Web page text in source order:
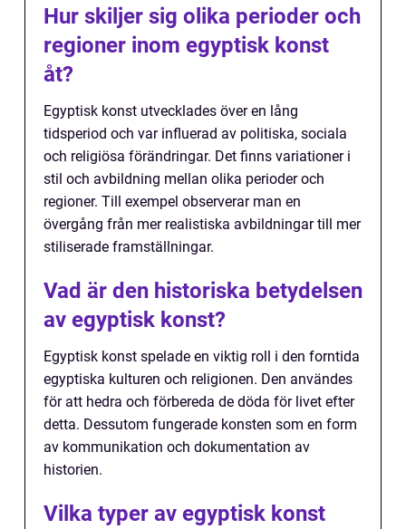
Hur skiljer sig olika perioder och
regioner inom egyptisk konst
åt?
Egyptisk konst utvecklades över en lång
tidsperiod och var influerad av politiska, sociala
och religiösa förändringar. Det finns variationer i
stil och avbildning mellan olika perioder och
regioner. Till exempel observerar man en
övergång från mer realistiska avbildningar till mer
stiliserade framställningar.
Vad är den historiska betydelsen
av egyptisk konst?
Egyptisk konst spelade en viktig roll i den forntida
egyptiska kulturen och religionen. Den användes
för att hedra och förbereda de döda för livet efter
detta. Dessutom fungerade konsten som en form
av kommunikation och dokumentation av
historien.
Vilka typer av egyptisk konst